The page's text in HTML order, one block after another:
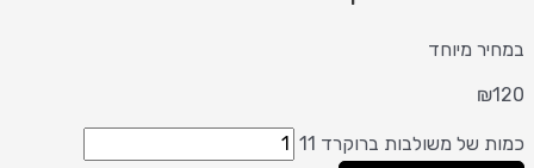
במחיר מיוחד
₪120
כמות של משולבות ברוקרד 11